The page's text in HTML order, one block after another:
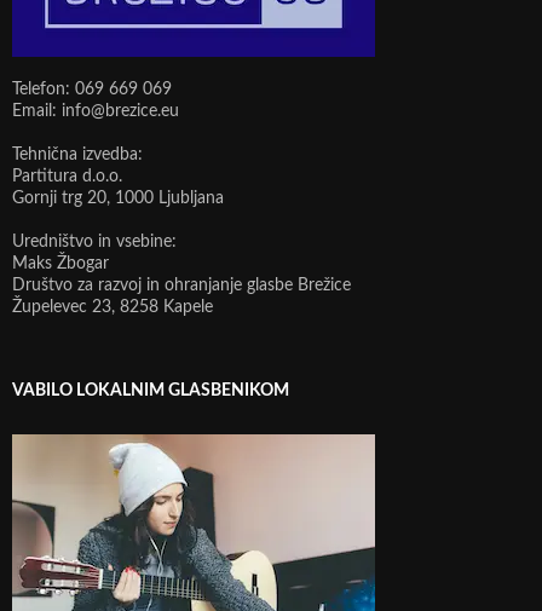
Telefon: 069 669 069
Email: info@brezice.eu
Tehnična izvedba:
Partitura d.o.o.
Gornji trg 20, 1000 Ljubljana
Uredništvo in vsebine:
Maks Žbogar
Društvo za razvoj in ohranjanje glasbe Brežice
Župelevec 23, 8258 Kapele
VABILO LOKALNIM GLASBENIKOM